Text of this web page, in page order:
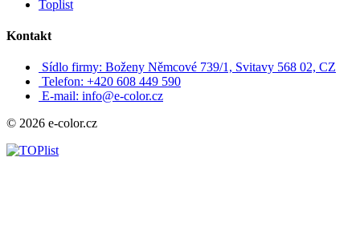
Toplist
Kontakt
Sídlo firmy: Boženy Němcové 739/1, Svitavy 568 02, CZ
Telefon: +420 608 449 590
E-mail: info@e-color.cz
© 2026 e-color.cz